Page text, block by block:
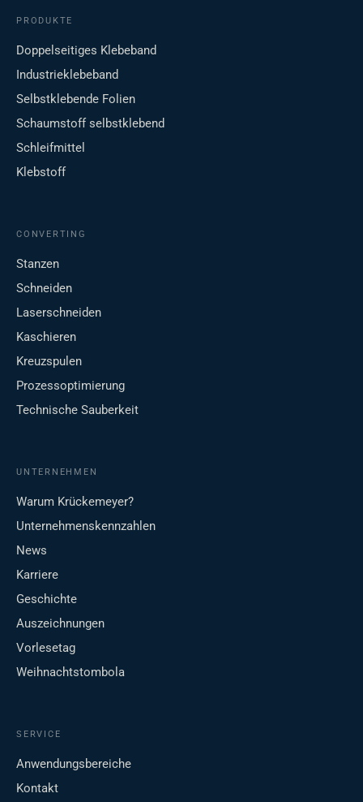
PRODUKTE
Doppelseitiges Klebeband
Industrieklebeband
Selbstklebende Folien
Schaumstoff selbstklebend
Schleifmittel
Klebstoff
CONVERTING
Stanzen
Schneiden
Laserschneiden
Kaschieren
Kreuzspulen
Prozessoptimierung
Technische Sauberkeit
UNTERNEHMEN
Warum Krückemeyer?
Unternehmenskennzahlen
News
Karriere
Geschichte
Auszeichnungen
Vorlesetag
Weihnachtstombola
SERVICE
Anwendungsbereiche
Kontakt